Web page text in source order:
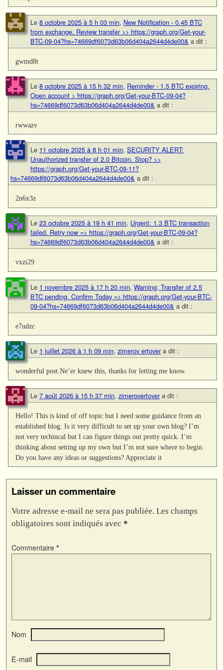
Le 8 octobre 2025 à 5 h 03 min, New Notification - 0.45 BTC
from exchange. Review transfer >> https://graph.org/Get-your-
BTC-09-04?hs=74669df6073d63b06d404a2644d4de00& a dit :
gwmd8t
Le 8 octobre 2025 à 15 h 32 min, Reminder - 1.5 BTC expiring.
Open account > https://graph.org/Get-your-BTC-09-04?
hs=74669df6073d63b06d404a2644d4de00& a dit :
rwwazv
Le 11 octobre 2025 à 8 h 01 min, SECURITY ALERT:
Unauthorized transfer of 2.0 Bitcoin. Stop? >>
https://graph.org/Get-your-BTC-09-11?
hs=74669df6073d63b06d404a2644d4de00& a dit :
2n6x3z
Le 23 octobre 2025 à 19 h 41 min, Urgent: 1.3 BTC transaction
failed. Retry now => https://graph.org/Get-your-BTC-09-04?
hs=74669df6073d63b06d404a2644d4de00& a dit :
vxzi29
Le 1 novembre 2025 à 17 h 20 min, Warning; Transfer of 2.5
BTC pending. Confirm Today => https://graph.org/Get-your-BTC-
09-04?hs=74669df6073d63b06d404a2644d4de00& a dit :
e7udzc
Le 1 juillet 2026 à 1 h 09 min, zimerov ertover a dit :
wonderful post.Ne’er knew this, thanks for letting me know.
Le 7 août 2026 à 15 h 37 min, zimerovertover a dit :
Hello! This is kind of off topic but I need some guidance from an
established blog. Is it very difficult to set up your own blog? I’m
not very techincal but I can figure things out pretty quick. I’m
thinking about setting up my own but I’m not sure where to begin.
Do you have any ideas or suggestions? Appreciate it
Laisser un commentaire
Votre adresse e-mail ne sera pas publiée. Les champs
obligatoires sont indiqués avec *
Commentaire *
Nom
E-mail